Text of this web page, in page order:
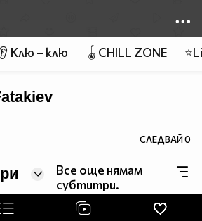
👂 Клю – клю 🪀CHILL ZONE
СЛЕДВАЙ0
Все още нямам
субтитри.